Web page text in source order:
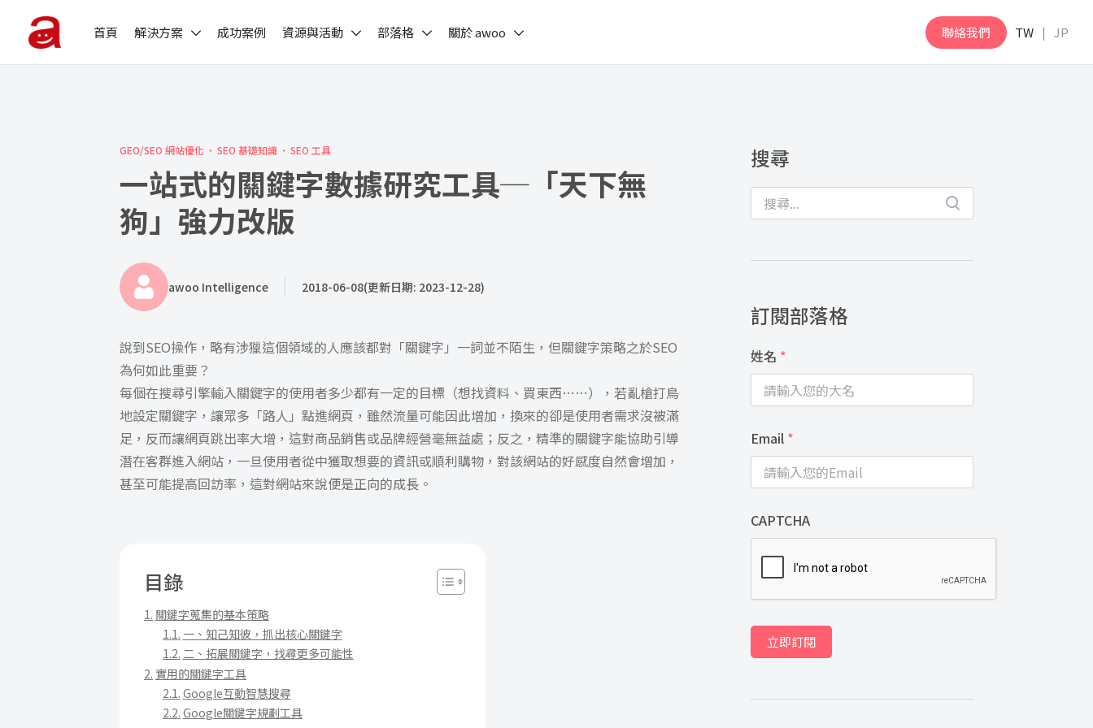
首頁 解決方案 成功案例 資源與活動 部落格 關於 awoo 聯絡我們 TW JP
GEO/SEO 網站優化 SEO 基礎知識 SEO 工具
一站式的關鍵字數據研究工具─「天下無
狗」強力改版
awoo Intelligence 2018-06-08(更新日期: 2023-12-28)
說到SEO操作，略有涉獵這個領域的人應該都對「關鍵字」一詞並不陌生，但關鍵字策略之於SEO
為何如此重要？
每個在搜尋引擎輸入關鍵字的使用者多少都有一定的目標（想找資料、買東西……）， 若亂槍打鳥
地設定關鍵字，讓眾多「路人」點進網頁，雖然流量可能因此增加，換來的卻是使用者需求沒被滿
足，反而讓網頁跳出率大增，這對商品銷售或品牌經營毫無益處；反之，精準的關鍵字能協助引導
潛在客群進入網站，一旦使用者從中獲取想要的資訊或順利購物，對該網站的好感度自然會增加，
甚至可能提高回訪率，這對網站來說便是正向的成長。
目錄
關鍵字蒐集的基本策略
一、知己知彼，抓出核心關鍵字
二、拓展關鍵字，找尋更多可能性
實用的關鍵字工具
Google互動智慧搜尋
Google關鍵字規劃工具
搜尋
訂閱部落格
姓名 *
Email *
CAPTCHA
立即訂閱